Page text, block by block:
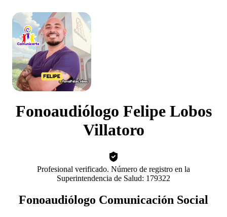
Fonoaudiólogo Felipe Lobos
Villatoro
Profesional verificado. Número de registro en la
Superintendencia de Salud: 179322
Fonoaudiólogo Comunicación Social